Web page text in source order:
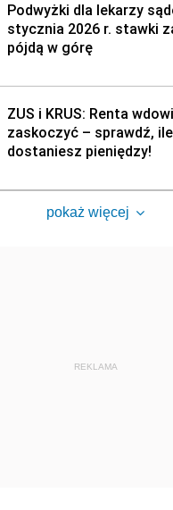
Podwyżki dla lekarzy
stycznia 2026 r. stawki
pójdą w górę
ZUS i KRUS: Renta
zaskoczyć – sprawdź,
dostaniesz pieniędzy!
pokaż więcej
REKLAMA